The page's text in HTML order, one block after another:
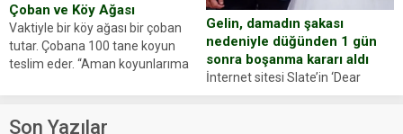
Çoban ve Köy Ağası
Vaktiyle bir köy ağası bir çoban
tutar. Çobana 100 tane koyun
teslim eder. “Aman koyunlarıma
Çoban koyunları alır gider. Aylar...
Gelin, damadın şakası
nedeniyle düğünden 1 gün
sonra boşanma kararı aldı
İnternet sitesi Slate’in ‘Dear
Prudence’ isimli tavsiye köşesine
Son Yazılar